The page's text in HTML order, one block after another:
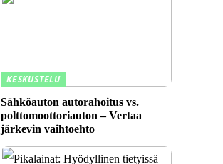
KESKUSTELU
Sähköauton autorahoitus vs.
polttomoottoriauton – Vertaa
järkevin vaihtoehto